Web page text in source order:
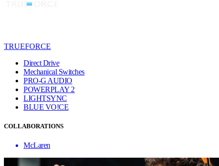
TRUEFORCE
Direct Drive
Mechanical Switches
PRO-G AUDIO
POWERPLAY 2
LIGHTSYNC
BLUE VO!CE
COLLABORATIONS
McLaren